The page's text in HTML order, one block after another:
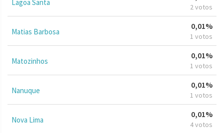
Lagoa Santa 2 votos
Matias Barbosa
0,01%
1 votos
Matozinhos
0,01%
1 votos
Nanuque
0,01%
1 votos
Nova Lima
0,01%
4 votos